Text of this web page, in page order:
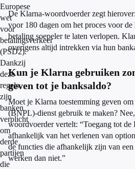
Europese
wet
voor
betalingsverkeer
(PSD2).
Dankzij
deze
regels
zijn
banken
verplicht
om
derde
partijen
die
De Klarna-woordvoerder zegt
voor 180 dagen om het proces voor
betaling soepeler te laten verlopen.
overigens altijd intrekken via hun
Kun je Klarna gebruiken
geven tot je banksaldo?
Moet je Klarna toestemming geven
(BNPL)-dienst gebruik te maken?
woordvoerder vertelt: “Toegang tot de
afhankelijk van het verlenen van
de functies die afhankelijk zijn van
werken dan niet.”